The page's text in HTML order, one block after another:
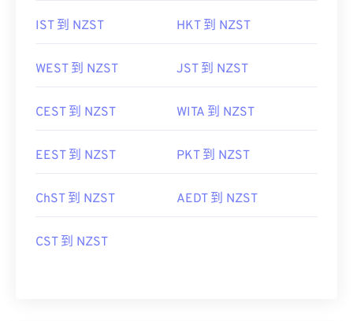
IST 到 NZST HKT 到 NZST
WEST 到 NZST JST 到 NZST
CEST 到 NZST WITA 到 NZST
EEST 到 NZST PKT 到 NZST
ChST 到 NZST AEDT 到 NZST
CST 到 NZST